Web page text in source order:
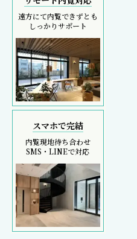
遠方にて内覧できずとも
しっかりサポート
スマホで完結
内覧現地待ち合わせ
SMS・LINEで対応